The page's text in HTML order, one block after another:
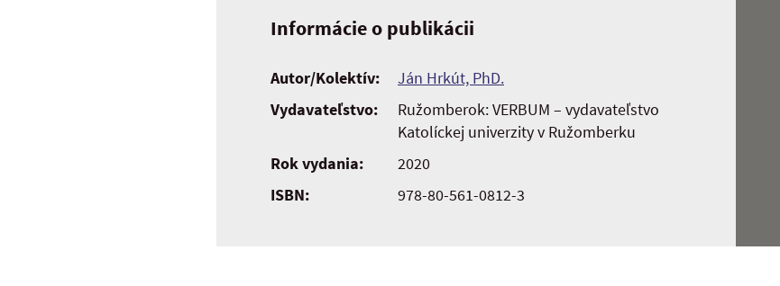
Informácie o publikácii
Autor/Kolektív:
Ján Hrkút, PhD.
Vydavateľstvo:
Ružomberok: VERBUM – vydavateľstvo
Katolíckej univerzity v Ružomberku
Rok vydania:
2020
ISBN:
978-80-561-0812-3